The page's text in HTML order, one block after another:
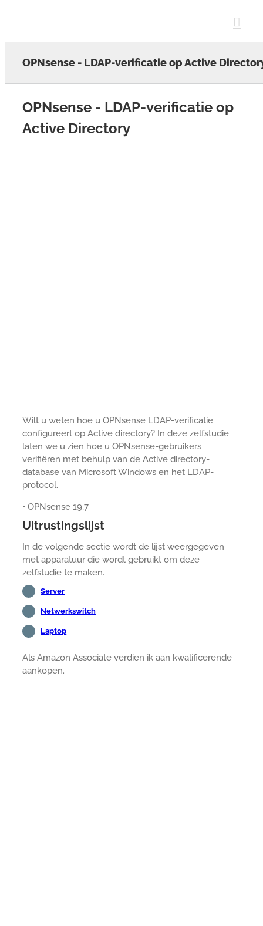
OPNsense - LDAP-verificatie op Active
OPNsense - LDAP-verificatie op
Active Directory
Wilt u weten hoe u OPNsense LDAP-verificatie
configureert op Active directory? In deze zelfstudie
laten we u zien hoe u OPNsense-gebruikers
verifiëren met behulp van de Active directory-
database van Microsoft Windows en het LDAP-
protocol.
• OPNsense 19,7
Uitrustingslijst
In de volgende sectie wordt de lijst weergegeven
met apparatuur die wordt gebruikt om deze
zelfstudie te maken.
Server
Netwerkswitch
Laptop
Als Amazon Associate verdien ik aan kwalificerende
aankopen.